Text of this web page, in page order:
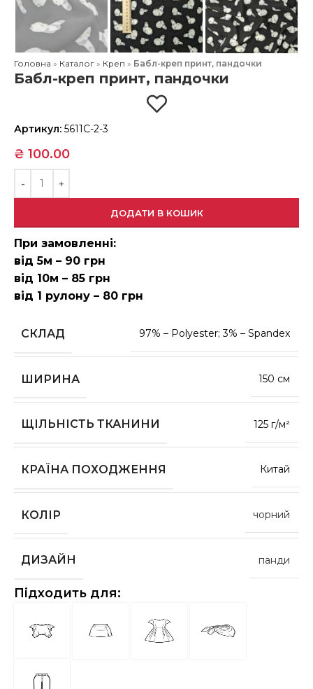
Головна » Каталог » Креп » Бабл-креп принт, пандочки
Бабл-креп принт, пандочки
Артикул:5611С-2-3
₴ 100.00
ДОДАТИ В КОШИК
При замовленні:
від 5м – 90 грн
від 10м – 85 грн
від 1 рулону – 80 грн
СКЛАД 97% – Polyester; 3% – Spandex
ШИРИНА 150 см
ЩІЛЬНІСТЬ ТКАНИНИ 125 г/м²
КРАЇНА ПОХОДЖЕННЯ Китай
КОЛІР чорний
ДИЗАЙН панди
Підходить для: